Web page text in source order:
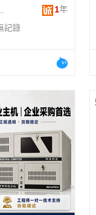
有限公司
1年
記錄